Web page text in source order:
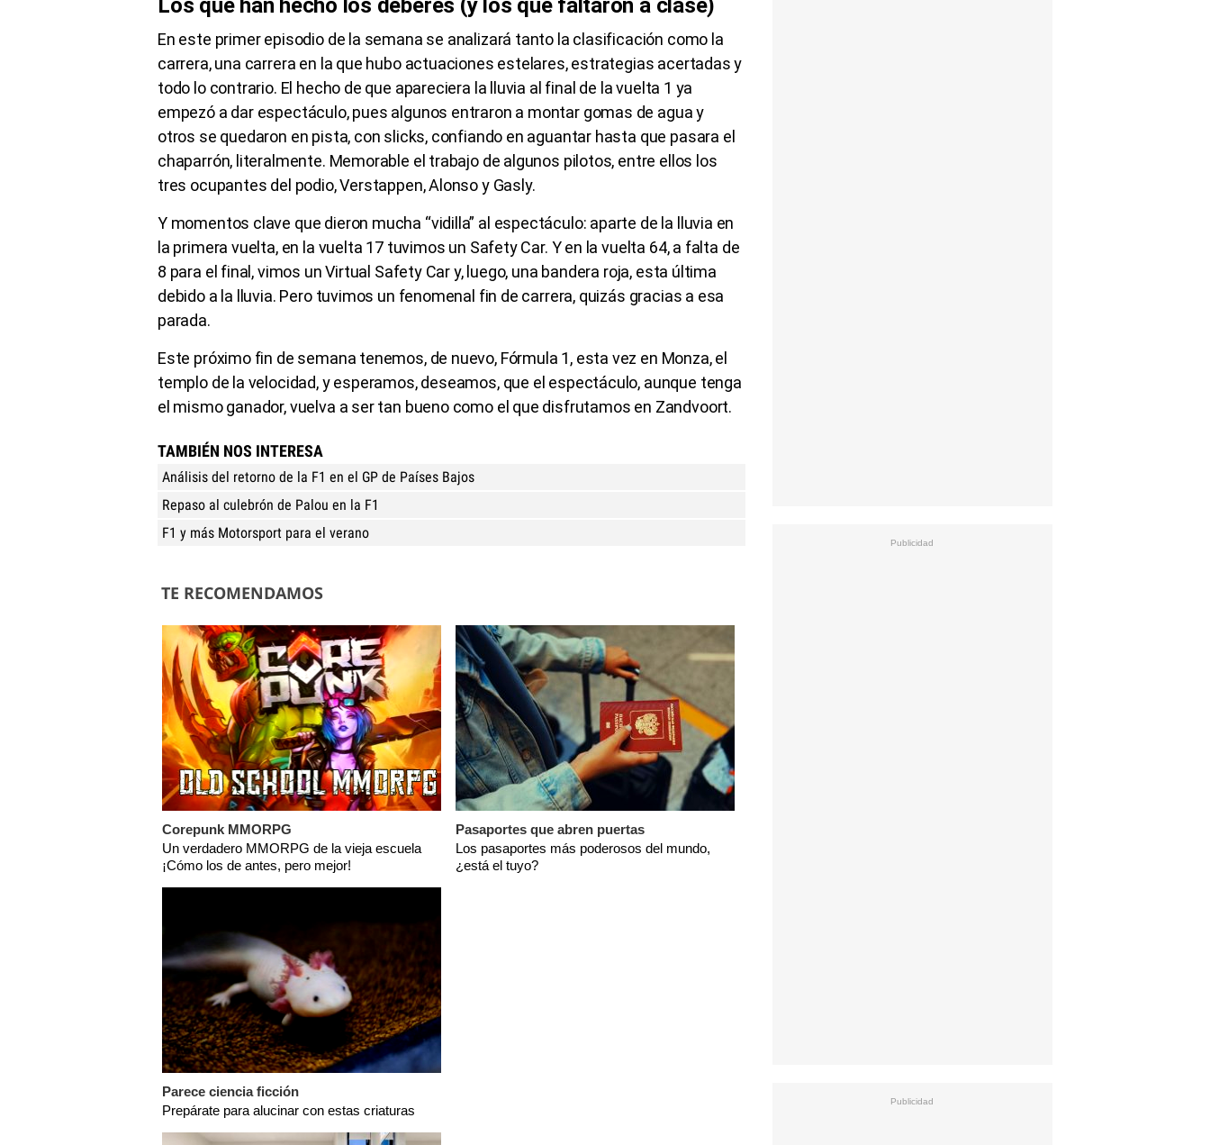
Los que han hecho los deberes (y los que faltaron a clase)
En este primer episodio de la semana se analizará tanto la clasificación como la
carrera, una carrera en la que hubo actuaciones estelares, estrategias acertadas y
todo lo contrario. El hecho de que apareciera la lluvia al final de la vuelta 1 ya
empezó a dar espectáculo, pues algunos entraron a montar gomas de agua y
otros se quedaron en pista, con slicks, confiando en aguantar hasta que pasara el
chaparrón, literalmente. Memorable el trabajo de algunos pilotos, entre ellos los
tres ocupantes del podio, Verstappen, Alonso y Gasly.
Y momentos clave que dieron mucha “vidilla” al espectáculo: aparte de la lluvia en
la primera vuelta, en la vuelta 17 tuvimos un Safety Car. Y en la vuelta 64, a falta de
8 para el final, vimos un Virtual Safety Car y, luego, una bandera roja, esta última
debido a la lluvia. Pero tuvimos un fenomenal fin de carrera, quizás gracias a esa
parada.
Este próximo fin de semana tenemos, de nuevo, Fórmula 1, esta vez en Monza, el
templo de la velocidad, y esperamos, deseamos, que el espectáculo, aunque tenga
el mismo ganador, vuelva a ser tan bueno como el que disfrutamos en Zandvoort.
TAMBIÉN NOS INTERESA
Análisis del retorno de la F1 en el GP de Países Bajos
Repaso al culebrón de Palou en la F1
F1 y más Motorsport para el verano
TE RECOMENDAMOS
Corepunk MMORPG
Un verdadero MMORPG de la vieja escuela
¡Cómo los de antes, pero mejor!
Pasaportes que abren puertas
Los pasaportes más poderosos del mundo,
¿está el tuyo?
Parece ciencia ficción
Prepárate para alucinar con estas criaturas